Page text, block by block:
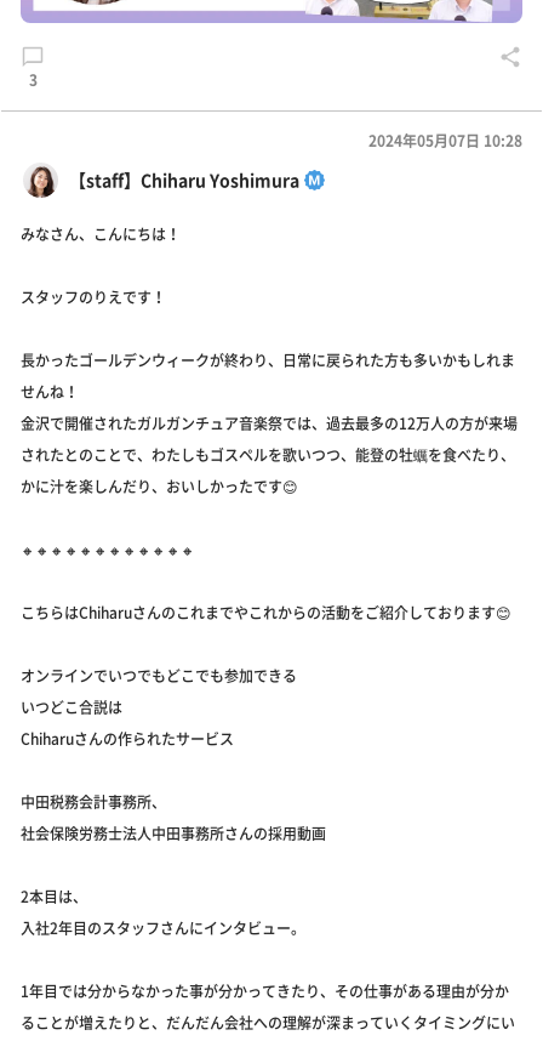
3
【staff】Chiharu Yoshimura
2024年05月07日 10:28
みなさん、こんにちは！
スタッフのりえです！
長かったゴールデンウィークが終わり、日常に戻られた方も多いかもしれま
せんね！
金沢で開催されたガルガンチュア音楽祭では、過去最多の12万人の方が来場
されたとのことで、わたしもゴスペルを歌いつつ、能登の牡蠣を食べたり、
かに汁を楽しんだり、おいしかったです😊
🔸🔸🔸🔸🔸🔸🔸🔸🔸🔸🔸🔸
こちらはChiharuさんのこれまでやこれからの活動をご紹介しております😊
オンラインでいつでもどこでも参加できる
いつどこ合説は
Chiharuさんの作られたサービス
中田税務会計事務所、
社会保険労務士法人中田事務所さんの採用動画
2本目は、
入社2年目のスタッフさんにインタビュー。
1年目では分からなかった事が分かってきたり、その仕事がある理由が分か
ることが増えたりと、だんだん会社への理解が深まっていくタイミングにい